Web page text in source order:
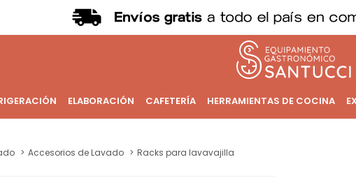
ELABORACIÓN CAFETERÍA HERRAMIENTAS DE COCINA
Accesorios de Lavado Racks para lavavajilla